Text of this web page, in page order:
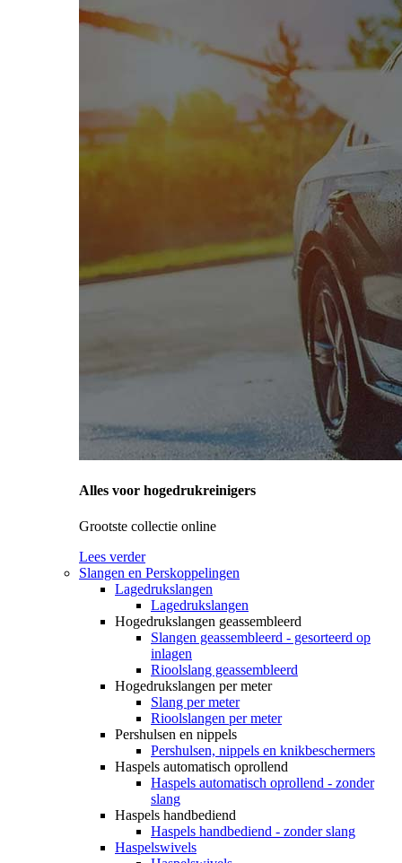
Alles voor hogedrukreinigers
Grootste collectie online
Lees verder
Slangen en Perskoppelingen
Lagedrukslangen
Lagedrukslangen
Hogedrukslangen geassembleerd
Slangen geassembleerd - gesorteerd op
inlagen
Rioolslang geassembleerd
Hogedrukslangen per meter
Slang per meter
Rioolslangen per meter
Pershulsen en nippels
Pershulsen, nippels en knikbeschermers
Haspels automatisch oprollend
Haspels automatisch oprollend - zonder
slang
Haspels handbediend
Haspels handbediend - zonder slang
Haspelswivels